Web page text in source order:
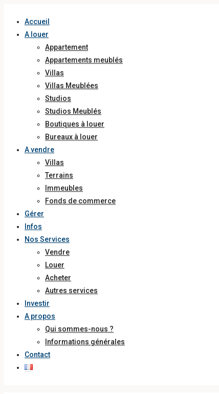
Accueil
A louer
Appartement
Appartements meublés
Villas
Villas Meublées
Studios
Studios Meublés
Boutiques à louer
Bureaux à louer
A vendre
Villas
Terrains
Immeubles
Fonds de commerce
Gérer
Infos
Nos Services
Vendre
Louer
Acheter
Autres services
Investir
A propos
Qui sommes-nous ?
Informations générales
Contact